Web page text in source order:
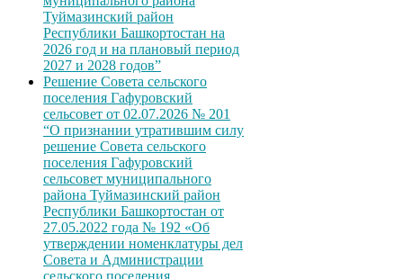
Туймазинский район
Республики Башкортостан на
2026 год и на плановый период
2027 и 2028 годов”
Решение Совета сельского
поселения Гафуровский
сельсовет от 02.07.2026 № 201
“О признании утратившим силу
решение Совета сельского
поселения Гафуровский
сельсовет муниципального
района Туймазинский район
Республики Башкортостан от
27.05.2022 года № 192 «Об
утверждении номенклатуры дел
Совета и Администрации
сельского поселения